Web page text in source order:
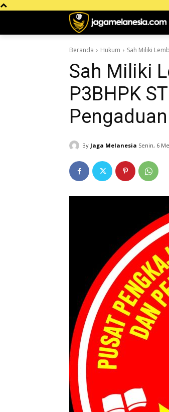
Beranda Hukum Sah Miliki
Sah Miliki
P3BHPK
By Jaga Melanesia Senin, 6